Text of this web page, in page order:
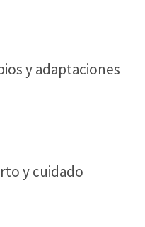
y adaptaciones
y cuidado